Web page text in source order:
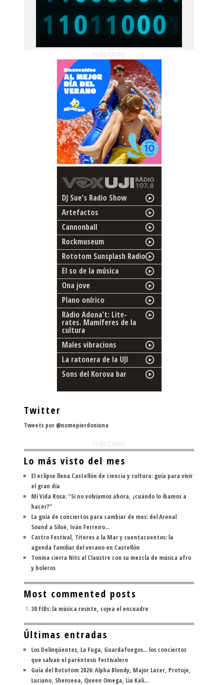
PUBLICIDAD
DJ Sue's Radio Show
Artefactos
Cannonball
Rockmuseum
Rototom Sunsplash Radio
El so de la música
Ona jove
Plano onírico
Ràdio Adona't: Lite-
rates. Mamíferes de la
cultura
Males vibracions
La ratonera de la UJI
Sons del Korova bar
Twitter
Tweets por @nomepierdoniuna
PUBLICIDAD
Lo más visto del mes
El eclipse llena Castellón de ciencia y cultura: guía para vivir
el gran día
Mi Vida Rosa: "Si no volvíamos ahora, ¿cuándo lo íbamos a
hacer?"
La guía de conciertos para cambiar de mes: del Arenal
Sound a Siloé, Iván Ferreiro...
Castro Festival, Títeres a la Mar y cuentacuentos: la
agenda familiar del verano en Castellón
Tonina cierra Nits al Claustre con su mezcla de música afro
y boleros
Most commented posts
30 FIBs: la música resiste, cojea el encuadre
Últimas entradas
Los Delinqüentes, La Fuga, Guardafuegos... los conciertos
que salvan el paréntesis festivalero
Guía del Rototom 2026: Alpha Blondy, Major Lazer, Protoje,
Luciano, Shenseea, Queen Omega, Lia Kali...